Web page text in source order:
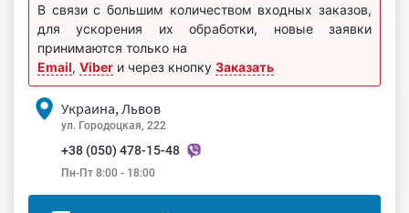
В связи с большим количеством входных заказов,
для ускорения их обработки, новые заявки
принимаются только на
Email, Viber и через кнопку Заказать
Украина, Львов
ул. Городоцкая, 222
+38 (050) 478-15-48
Пн-Пт 8:00 - 18:00